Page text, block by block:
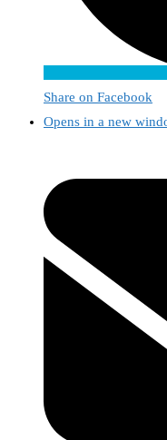
Share on Facebook
Opens in a new